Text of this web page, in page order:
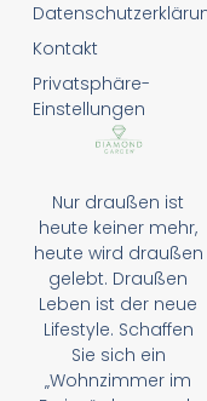
Nur draußen ist
heute keiner mehr,
heute wird draußen
gelebt. Draußen
Leben ist der neue
Lifestyle. Schaffen
Sie sich ein
„Wohnzimmer im
Kontakt
Privatsphäre-
Einstellungen